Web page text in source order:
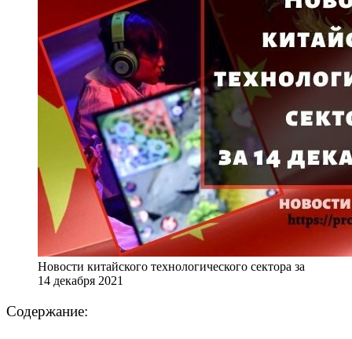
Новости китайского технологического сектора за
14 декабря 2021
Содержание: